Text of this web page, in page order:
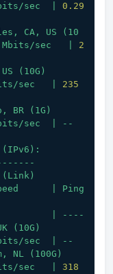
sec
0.29
CA, US
(10
Mbits/sec
2
US
(10G)
sec
235
BR
(1G)
sec --
(IPv6):
(Link)
Ping
----
(10G)
sec
--
NL
(100G)
sec
318